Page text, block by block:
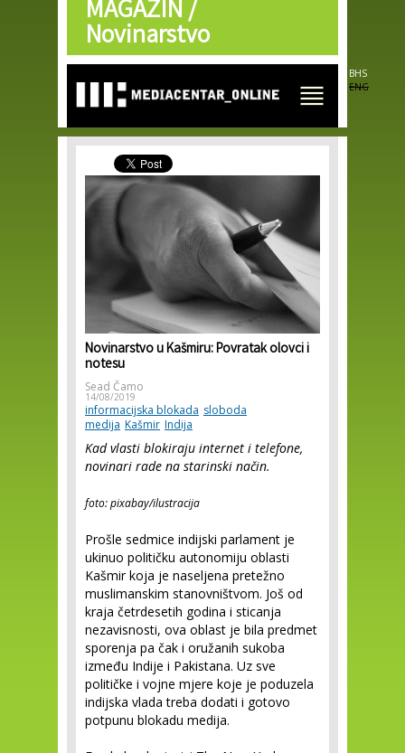
Skip to
main
content
MAGAZIN /
Novinarstvo
BHS
ENG
Novinarstvo u Kašmiru: Povratak olovci i
notesu
Sead Čamo
14/08/2019
informacijska blokada sloboda
medija Kašmir Indija
Kad vlasti blokiraju internet i telefone,
novinari rade na starinski način.
foto: pixabay/ilustracija
Prošle sedmice indijski parlament je
ukinuo političku autonomiju oblasti
Kašmir koja je naseljena pretežno
muslimanskim stanovništvom. Još od
kraja četrdesetih godina i sticanja
nezavisnosti, ova oblast je bila predmet
sporenja pa čak i oružanih sukoba
između Indije i Pakistana. Uz sve
političke i vojne mjere koje je poduzela
indijska vlada treba dodati i gotovo
potpunu blokadu medija.